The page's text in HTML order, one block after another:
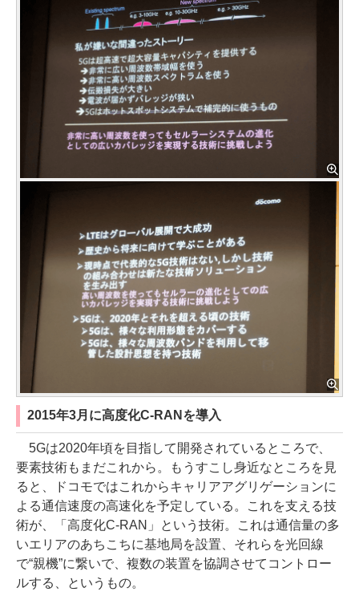
2015年3月に高度化C-RANを導入
5Gは2020年頃を目指して開発されているところで、
要素技術もまだこれから。もうすこし身近なところを見
ると、ドコモではこれからキャリアアグリゲーションに
よる通信速度の高速化を予定している。これを支える技
術が、「高度化C-RAN」という技術。これは通信量の多
いエリアのあちこちに基地局を設置、それらを光回線
で“親機”に繋いで、複数の装置を協調させてコントロー
ルする、というもの。